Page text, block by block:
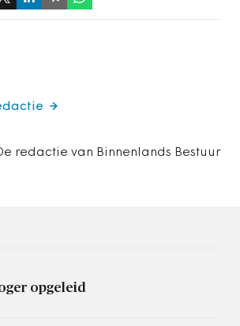
redactie van Binnenlands Bestuur
opgeleid